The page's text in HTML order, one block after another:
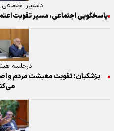
دستیار
پاسخگویی اجتماعی، مسیر تقویت
درجلسه
پزشکیان: تقویت معیشت مردم و